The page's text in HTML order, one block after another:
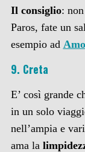
Il consiglio:
Paros, fate un
esempio ad
9. Creta
E’ così grande
in un solo
nell’ampia e
ama la